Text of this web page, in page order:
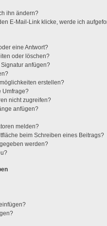
ihn ändern?
E-Mail-Link klicke, werde ich
eine Antwort?
oder löschen?
anfügen?
erstellen?
Umfrage?
nicht zugreifen?
anfügen?
melden?
beim Schreiben eines Beitrags?
werden?